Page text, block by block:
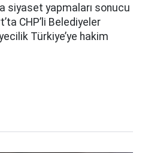
siyaset yapmaları sonucu
CHP’li Belediyeler
Türkiye’ye hakim